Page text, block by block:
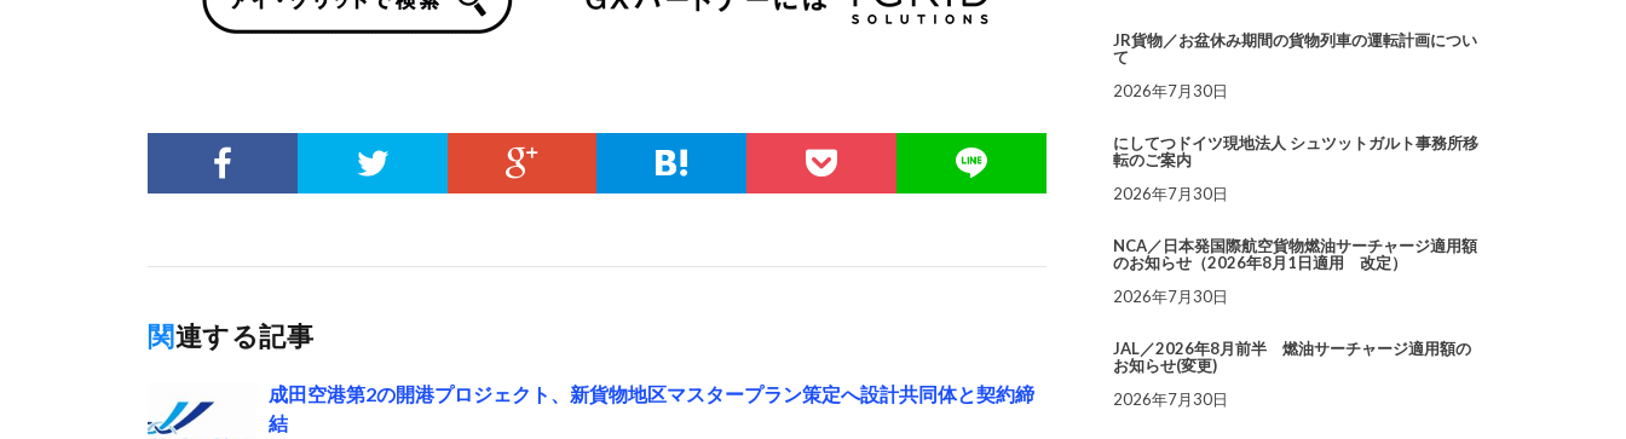
関連する記事
成田空港第2の開港プロジェクト、新貨物地区マスタープラン策定へ設計共同体と契約締
結
JR貨物／お盆休み期間の貨物列車の運転計画につい
て
2026年7月30日
にしてつドイツ現地法人 シュツットガルト事務所移
転のご案内
2026年7月30日
NCA／日本発国際航空貨物燃油サーチャージ適用額
のお知らせ（2026年8月1日適用 改定）
2026年7月30日
JAL／2026年8月前半 燃油サーチャージ適用額の
お知らせ(変更)
2026年7月30日